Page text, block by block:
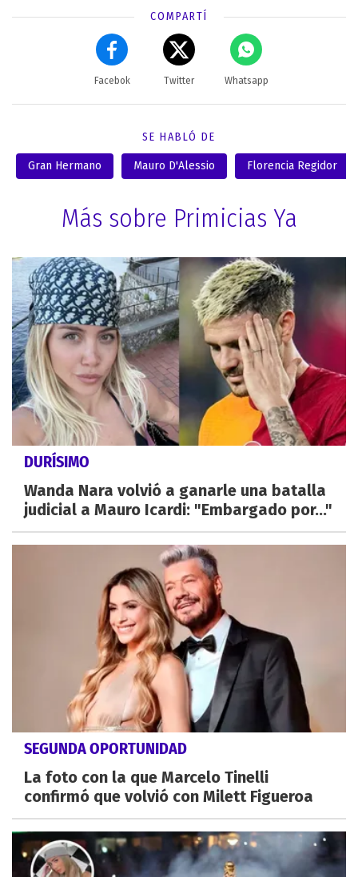
COMPARTÍ
Facebok Twitter Whatsapp
SE HABLÓ DE
Gran Hermano Mauro D'Alessio Florencia Regidor
Más sobre Primicias Ya
DURÍSIMO
Wanda Nara volvió a ganarle una batalla
judicial a Mauro Icardi: "Embargado por..."
SEGUNDA OPORTUNIDAD
La foto con la que Marcelo Tinelli
confirmó que volvió con Milett Figueroa